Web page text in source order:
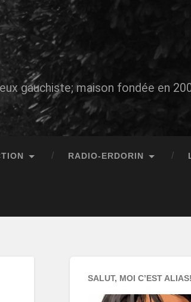
gauchiste; maison fondée en
RADIO-ERDORIN
SALUT, MOI C’EST ALIAS!